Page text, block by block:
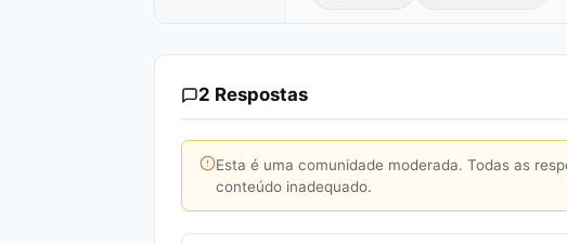
2 Respostas
Esta é uma comunidade moderada. Todas as
conteúdo inadequado.